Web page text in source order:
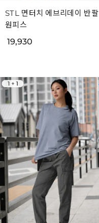
STL 면터치 에브리데이 반팔
원피스
19,930